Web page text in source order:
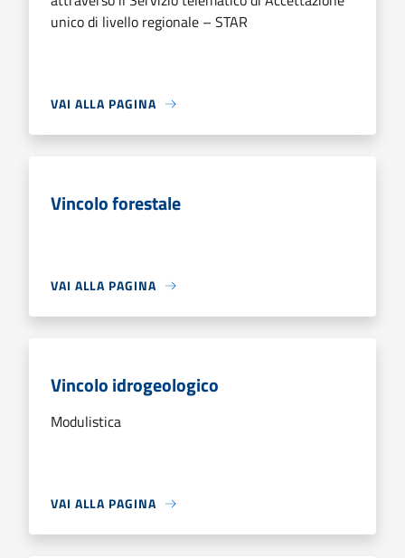
unico di livello regionale – STAR
VAI ALLA PAGINA
Vincolo forestale
VAI ALLA PAGINA
Vincolo idrogeologico
Modulistica
VAI ALLA PAGINA